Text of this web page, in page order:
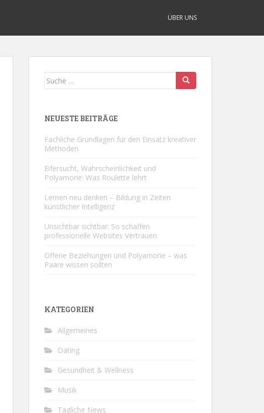
ÜBER UNS
Suche
NEUESTE BEITRÄGE
Fachliche Grundlagen für den Einsatz kreativer
Methoden
Eifersucht, Wahrscheinlichkeit und
Polyamorie: Was Roulette lehrt
Lernen neu denken – Bildung in Zeiten
künstlicher Intelligenz
Unsichtbar sichtbar: So schaffen
professionelle Websites Vertrauen
Offene Beziehungen und Polyamorie – was
Paare wissen sollten
KATEGORIEN
Allgemeines
Dating
Gesundheit & Wellness
Musik
Tägliche News